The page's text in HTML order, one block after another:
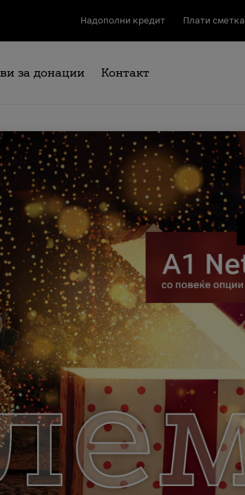
Надополни кредит Плати сметка
за донации Контакт